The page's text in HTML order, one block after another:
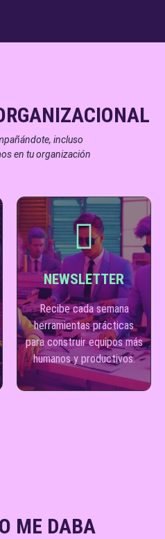
incluso
en tu organización
NEWSLETTER
Recibe cada semana
herramientas prácticas
para construir equipos más
humanos y productivos.
SUSCRIBIRME
ME DABA